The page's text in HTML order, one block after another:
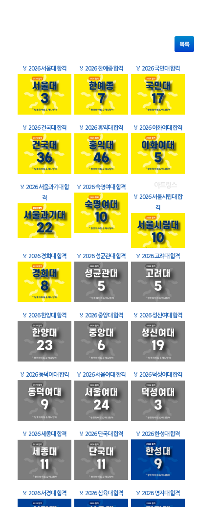
목록
🏅 2026 서울대 합격 🏅 2026 한예종 합격 🏅 2026 국민대 합격
🏅 2026 건국대 합격 🏅 2026 홍익대 합격 🏅 2026 이화여대 합격
🏅 2026 서울과기대 합
격
🏅 2026 숙명여대 합격
🏅 2026 서울시립대 합
격
🏅 2026 경희대 합격 🏅 2026 성균관대 합격 🏅 2026 고려대 합격
🏅 2026 한양대 합격 🏅 2026 중앙대 합격 🏅 2026 성신여대 합격
🏅 2026 동덕여대 합격 🏅 2026 서울여대 합격 🏅 2026 덕성여대 합격
🏅 2026 세종대 합격 🏅 2026 단국대 합격 🏅 2026 한성대 합격
🏅 2026 서경대 합격 🏅 2026 삼육대 합격 🏅 2026 명지대 합격